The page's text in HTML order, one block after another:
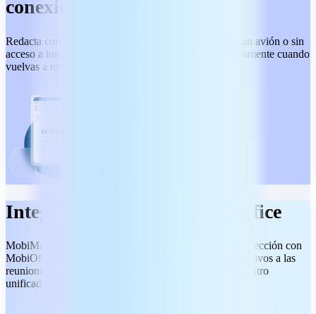
conexión a internet
Redacta correos electrónicos sin conexión, ya sea en un avión o sin
acceso a internet. Tus mensajes se enviarán automáticamente cuando
vuelvas a tener conexión.
Integración total con MobiOffice
MobiMail mejora tu productividad al integrarse a la perfección con
MobiOffice. Envía documentos fácilmente, adjunta archivos a las
reuniones programadas y mucho más, todo desde un centro
unificado.